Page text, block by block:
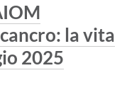
la vita
2025